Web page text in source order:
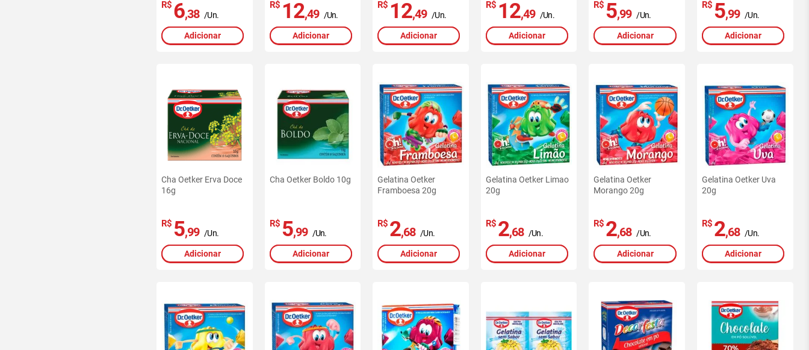
R$ 6,38 /Un.
Adicionar
R$ 12,49 /Un.
Adicionar
R$ 12,49 /Un.
Adicionar
R$ 12,49 /Un.
Adicionar
R$ 5,99 /Un.
Adicionar
R$ 5,99 /Un.
Adicionar
Cha Oetker Erva Doce
16g
R$ 5,99 /Un.
Adicionar
Cha Oetker Boldo 10g
R$ 5,99 /Un.
Adicionar
Gelatina Oetker
Framboesa 20g
R$ 2,68 /Un.
Adicionar
Gelatina Oetker Limao
20g
R$ 2,68 /Un.
Adicionar
Gelatina Oetker
Morango 20g
R$ 2,68 /Un.
Adicionar
Gelatina Oetker Uva
20g
R$ 2,68 /Un.
Adicionar